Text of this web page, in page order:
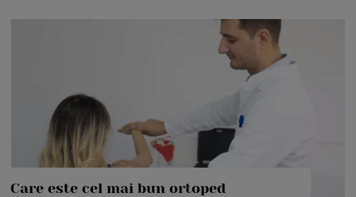
Care este cel mai bun ortoped